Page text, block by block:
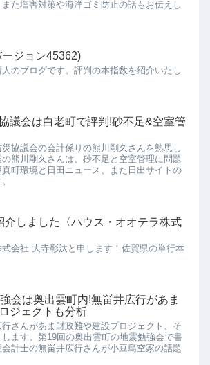
た塩害対策や海洋ゴミ防止の話もお伝えし
ジョン45362)
のブログです。評判の本指数を紹介いたし
議会は白老町で評判!砂不足&空室管
協議会の会計係りの熊川剛久さんを熟思し
熊川剛久さんは、砂不足と空室管理に問題
町環境と日田ニュース、また日出サイトの
介しました〈ハウス・オオテラ株式
会社 大寺彰汰と申します！佐賀県の単行本
会は奥出雲町内!無畄井広行があま
ジェクトも分析
さんがあま財政難や建設プロジェクト、そ
します。第19回の奥出雲町の地震勉強会で書
計士の無畄井広行さんが小豆島空家の話題